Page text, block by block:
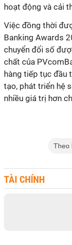
hoạt động và cải
Việc đồng thời
Banking Awards
chuyển đổi số
chất của
hàng tiếp tục đầu
tạo, phát triển hệ
nhiều giá trị hơn
Theo
TÀI CHÍNH